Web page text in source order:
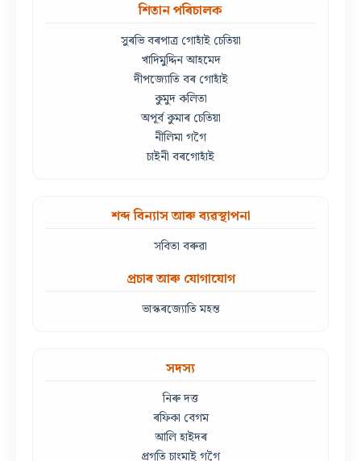
শিতান পৰিচালক
সুৰভি বৰপাত্ৰ গোহাঁই চেতিয়া
খাদিমুদ্দিন আহমেদ
দীপজ্যোতি বৰ গোহাঁই
কুমুদ কলিতা
অপূৰ্ব কুমাৰ চেতিয়া
নীলিমা গগৈ
চাইনী বৰগোহাঁই
শব্দ বিন্যাস আৰু ব্যৱস্থাপনা
সবিতা বৰুৱা
প্ৰচাৰ আৰু যোগাযোগ
ভাস্কৰজ্যোতি মহন্ত
সদস্য
নিৰু দত্ত
ৰফিকা বেগম
আলি হাইদৰ
প্ৰগতি চাংমাই গগৈ